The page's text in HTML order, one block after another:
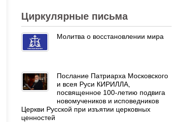
Циркулярные письма
Молитва о восстановлении мира
Послание Патриарха Московского
и всея Руси КИРИЛЛА,
посвященное 100-летию подвига
новомучеников и исповедников
Церкви Русской при изъятии церковных
ценностей